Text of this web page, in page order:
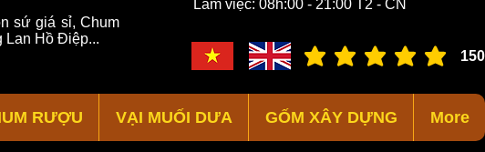
Làm việc: 08h:00 - 21:00 T2 - CN
sứ giá sỉ,Chum
Lan Hồ Điệp...
RƯỢU VẠI MUỐI DƯA GỐM XÂY DỰNG More
150
đánh giá trung bình là 3 /